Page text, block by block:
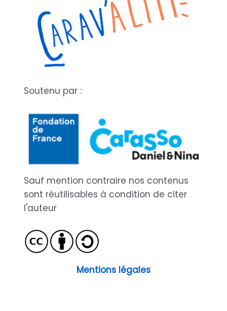
Soutenu par :
Sauf mention contraire nos contenus
sont réutilisables à condition de citer
l'auteur
Mentions légales